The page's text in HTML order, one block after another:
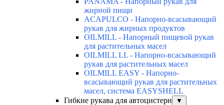
жирной пищи
ACAPULCO - Напорно-всасывающий
рукав для жирных продуктов
OILMILL - Напорный пищевой рукав
для растительных масел
OILMILL LL - Напорно-всасывающий
рукав для растительных масел
OILMILL EASY - Напорно-
всасывающий рукав для растительных
масел, система EASYSHELL
Гибкие рукава для автоцистерн
▼